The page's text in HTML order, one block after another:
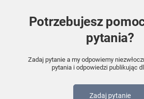
Potrzebujesz
pytania?
Zadaj pytanie a my odpowiemy
pytania i odpowiedzi publikując
Zadaj pytanie